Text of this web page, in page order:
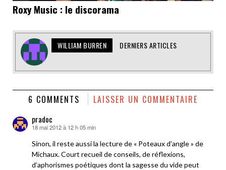
Roxy Music : le discorama
WILLIAM BURREN DERNIERS ARTICLES
6 COMMENTS LAISSER UN COMMENTAIRE
pradoc
dit :
18 mai 2012 à 12 h 05 min
Sinon, il reste aussi la lecture de « Poteaux d’angle » de
Michaux. Court recueil de conseils, de réflexions,
d’aphorismes poétiques dont la sagesse du vide peut